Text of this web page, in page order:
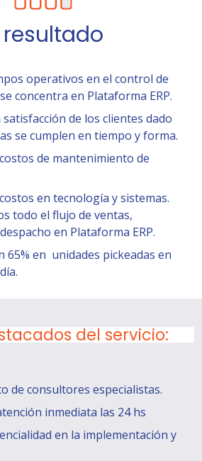
resultado
operativos en el control de
concentra en Plataforma ERP.
de los clientes dado
se cumplen en tiempo y forma.
de mantenimiento de
en tecnología y sistemas.
todo el flujo de ventas,
en Plataforma ERP.
65% en unidades pickeadas en
del servicio:
de consultores especialistas.
inmediata las 24 hs
en la implementación y